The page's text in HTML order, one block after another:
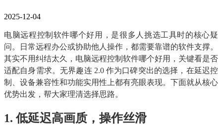
2025-12-04
电脑远程控制软件哪个好用，是很多人挑选工具时的核心疑
问。日常远程办公或协助他人操作，都需要靠谱的软件支撑。
其实不用纠结太久，电脑远程控制软件哪个好用，关键看是否
适配自身需求。无界趣连 2.0 作为口碑突出的选择，在延迟控
制、设备兼容性和功能实用性上都有亮眼表现。下面就从核心
优势出发，帮大家理清选择思路。
1. 低延迟高画质，操作丝滑